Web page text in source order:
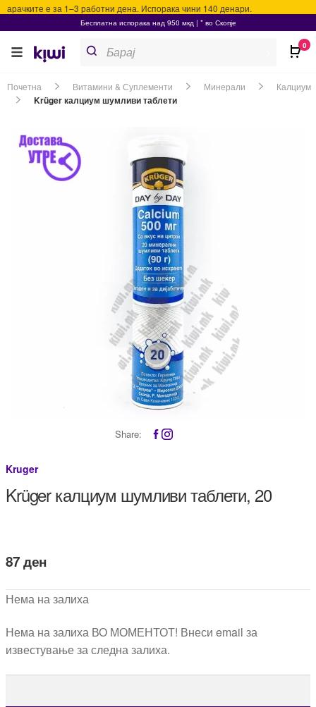
е за 1–3 работни дена. Испорака чини 140 денари.
Бесплатна испорака над 950 мкд | * во Скопје
search
Почетна Витамини & Суплементи Минерали Калциум
Krüger калциум шумливи таблети
Share:
Kruger
Krüger калциум шумливи таблети, 20
87ден
Нема на залиха
Нема на залиха ВО МОМЕНТОТ! Внеси email за
известување за следна залиха.
0